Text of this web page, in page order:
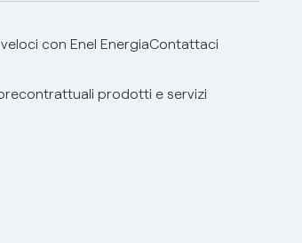
con Enel EnergiaContattaci
prodotti e servizi